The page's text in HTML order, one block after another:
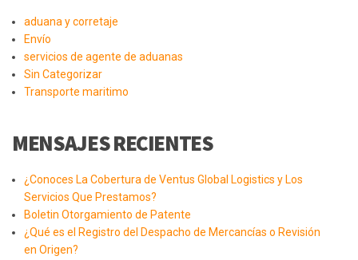
aduana y corretaje
Envío
servicios de agente de aduanas
Sin Categorizar
Transporte maritimo
MENSAJES RECIENTES
¿Conoces La Cobertura de Ventus Global Logistics y Los
Servicios Que Prestamos?
Boletin Otorgamiento de Patente
¿Qué es el Registro del Despacho de Mercancías o Revisión
en Origen?